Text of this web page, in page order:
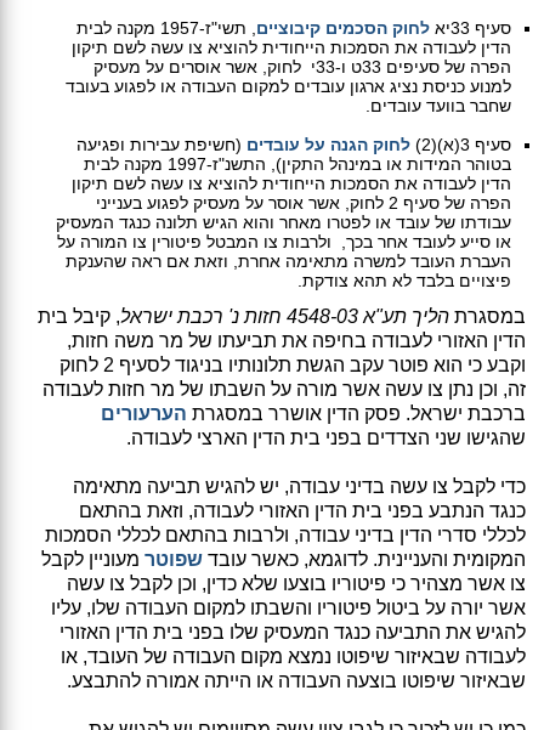
סעיף 33יא
לחוק הסכמים קיבוציים
, תשי"ז-1957 מקנה לבית
הדין לעבודה את הסמכות הייחודית להוציא צו עשה לשם תיקון
הפרה של סעיפים 33ט ו-33י לחוק, אשר אוסרים על מעסיק
למנוע כניסת נציג ארגון עובדים למקום העבודה או לפגוע בעובד
שחבר בוועד עובדים.
סעיף 3(א)(2)
לחוק הגנה על עובדים (חשיפת עבירות ופגיעה
בטוהר המידות או במינהל התקין), התשנ"ז-1997 מקנה לבית
הדין לעבודה את הסמכות הייחודית להוציא צו עשה לשם תיקון
הפרה של סעיף 2 לחוק, אשר אוסר על מעסיק לפגוע בענייני
עבודתו של עובד או לפטרו מאחר והוא הגיש תלונה כנגד המעסיק
או סייע לעובד אחר בכך, ולרבות צו המבטל פיטורין צו המורה על
העברת העובד למשרה מתאימה אחרת, וזאת אם ראה שהענקת
פיצויים בלבד לא תהא צודקת.
במסגרת הליך תע"א 4548-03 חזות נ' רכבת ישראל
, קיבל בית
הדין האזורי לעבודה בחיפה את תביעתו של מר משה חזות,
וקבע כי הוא פוטר עקב הגשת תלונותיו בניגוד לסעיף 2 לחוק
זה, וכן נתן צו עשה אשר מורה על השבתו של מר חזות לעבודה
ברכבת ישראל. פסק הדין אושרר במסגרת הערעורים
שהגישו שני הצדדים בפני בית הדין הארצי לעבודה.
כדי לקבל צו עשה בדיני עבודה, יש להגיש תביעה מתאימה
כנגד הנתבע בפני בית הדין האזורי לעבודה, וזאת בהתאם
לכללי סדרי הדין בדיני עבודה, ולרבות בהתאם לכללי הסמכות
המקומית והעניינית. לדוגמא, כאשר עובד שפוטר מעוניין לקבל
צו אשר מצהיר כי פיטוריו בוצעו שלא כדין, וכן לקבל צו עשה
אשר יורה על ביטול פיטוריו והשבתו למקום העבודה שלו, עליו
להגיש את התביעה כנגד המעסיק שלו בפני בית הדין האזורי
לעבודה שבאיזור שיפוטו נמצא מקום העבודה של העובד, או
שבאיזור שיפוטו בוצעה העבודה או הייתה אמורה להתבצע.